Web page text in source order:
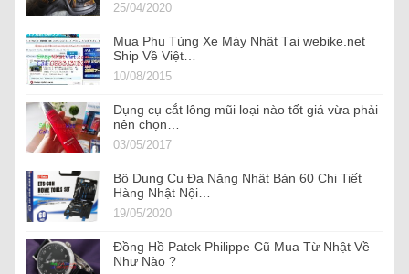
25/04/2020
Mua Phụ Tùng Xe Máy Nhật Tại webike.net
Ship Về Việt…
10/08/2015
Dụng cụ cắt lông mũi loại nào tốt giá vừa phải
nên chọn…
03/05/2017
Bộ Dụng Cụ Đa Năng Nhật Bản 60 Chi Tiết
Hàng Nhật Nội…
19/05/2020
Đồng Hồ Patek Philippe Cũ Mua Từ Nhật Về
Như Nào ?